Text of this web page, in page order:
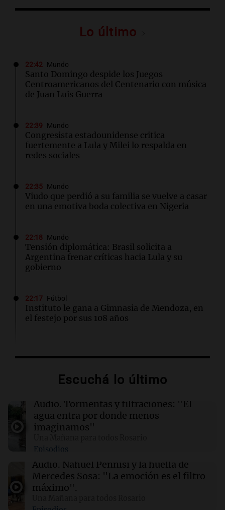
Lo último
22:42 Mundo
Santo Domingo despide los Juegos
Centroamericanos del Centenario con música
de Juan Luis Guerra
22:39 Mundo
Congresista estadounidense critica
fuertemente a Lula y Milei lo respalda en
redes sociales
22:35 Mundo
Viudo que perdió a su familia se vuelve a casar
en una emotiva boda colectiva en Nigeria
22:18 Mundo
Tensión diplomática: Brasil solicita a
Argentina frenar críticas hacia Lula y su
gobierno
22:17 Fútbol
Instituto le gana a Gimnasia de Mendoza, en
el festejo por sus 108 años
Quiniela turista: conocé los números
22:10 Deportes Rosario
Newell's visita este domingo a Defensa y
Justicia para volver al triunfo
22:03 Tecnología
El nuevo centro de datos de Amazon en Texas
podría ser el mayor contaminador climático
de EE.UU.
Escuchá lo último
Audio. Tormentas y filtraciones: "El
agua entra por donde menos
imaginamos"
Episodios
Audio. Nahuel Pennisi y la huella de
Mercedes Sosa: "La emoción es el filtro
máximo".